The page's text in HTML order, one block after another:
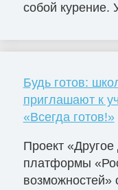
собой курение.
Будь готов:
приглашают к
«Всегда готов!»
Проект
платформы
возможностей»